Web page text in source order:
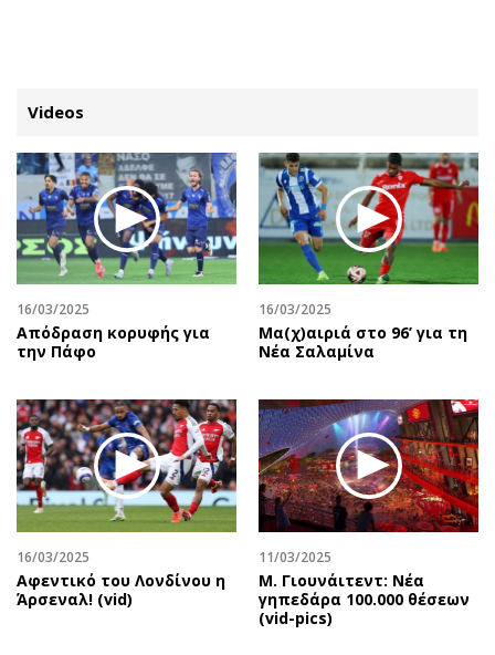
ΚΑΤΗΓΟΡΙΕΣ ΣΥΝΔΕΣΗ
Κύπρος
Παιδεία
Υγεία
Πολιτική
Βουλευτικές 2026
Προεδρικές 2023
Δημοσκοπήσεις
Διπλωματία
Αθλητισμός
Κύπρος
Ελλάδα
Διεθνή
Απόψεις
Αρθρογραφία
The Hill
Υγεία
Αγγελίες
Πωλούνται
Ζητούν εργασία
Θέσεις εργασίας
Geek
Νέα
Κινητά-tablets
Social
Videos
16/03/2025
Απόδραση κορυφής για
την Πάφο
16/03/2025
Μα(χ)αιριά στο 96’ για τη
Νέα Σαλαμίνα
16/03/2025
Αφεντικό του Λονδίνου η
Άρσεναλ! (vid)
11/03/2025
Μ. Γιουνάιτεντ: Νέα
γηπεδάρα 100.000 θέσεων
(vid-pics)